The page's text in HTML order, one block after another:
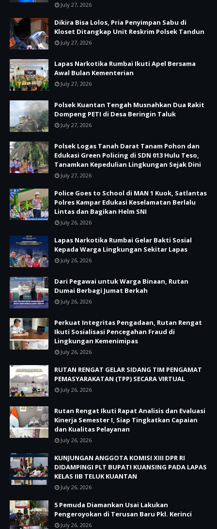
July 27, 2026
Dikira Bisa Lolos, Pria Penyimpan Sabu di
Kloset Ditangkap Unit Reskrim Polsek Tandun
July 27, 2026
Lapas Narkotika Rumbai Ikuti Apel Bersama
Awal Bulan Kementerian
July 27, 2026
Polsek Kuantan Tengah Musnahkan Dua Rakit
Dompeng PETI di Desa Beringin Taluk
July 27, 2026
Polsek Logas Tanah Darat Tanam Pohon dan
Edukasi Green Policing di SDN 013 Hulu Teso,
Tanamkan Kepedulian Lingkungan Sejak Dini
July 27, 2026
Police Goes to School di MAN 1 Kuok, Satlantas
Polres Kampar Edukasi Keselamatan Berlalu
Lintas dan Bagikan Helm SNI
July 26, 2026
Lapas Narkotika Rumbai Gelar Bakti Sosial
Kepada Warga Lingkungan Sekitar Lapas
July 26, 2026
Dari Pegawai untuk Warga Binaan, Rutan
Dumai Berbagi Jumat Berkah
July 26, 2026
Perkuat Integritas Pengadaan, Rutan Rengat
Ikuti Sosialisasi Pencegahan Fraud di
Lingkungan Kemenimipas
July 26, 2026
RUTAN RENGAT GELAR SIDANG TIM PENGAMAT
PEMASYARAKATAN (TPP) SECARA VIRTUAL
July 26, 2026
Rutan Rengat Ikuti Rapat Analisis dan Evaluasi
Kinerja Semester I, Siap Tingkatkan Capaian
dan Kualitas Pelayanan
July 26, 2026
KUNJUNGAN ANGGOTA KOMISI XIII DPR RI
DIDAMPINGI PLT BUPATI KUANSING PADA LAPAS
KELAS IIB TELUK KUANTAN
July 26, 2026
5 Pemuda Diamankan Usai Lakukan
Pengeroyokan di Terusan Baru Pkl. Kerinci
July 26, 2026